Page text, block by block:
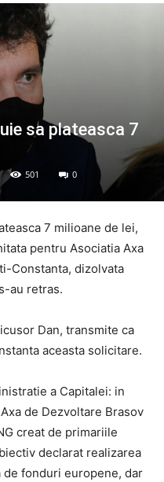
sa plateasca 7
501 0
7 milioane de lei,
pentru Asociatia Axa
Constanta, dizolvata
au retras.
Dan, transmite ca
aceasta solicitare.
a Capitalei: in
de Dezvoltare Brasov
creat de primariile
declarat realizarea
fonduri europene, dar